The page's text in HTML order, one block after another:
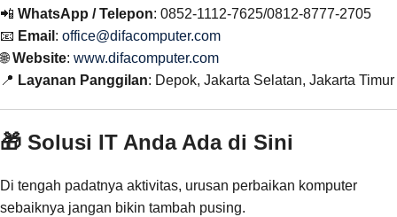
📲 WhatsApp / Telepon: 0852-1112-7625/0812-8777-2705
📧 Email : office@difacomputer.com
🌐Website: www.difacomputer.com
📍 Layanan Panggilan: Depok, Jakarta Selatan, Jakarta Timur
🎁 Solusi IT Anda Ada di Sini
Di tengah padatnya aktivitas, urusan perbaikan komputer
sebaiknya jangan bikin tambah pusing.